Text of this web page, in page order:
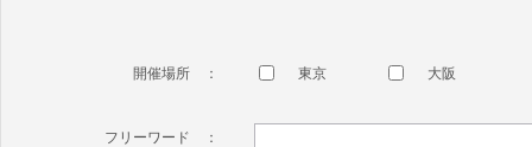
開催場所 ： 東京 大阪
フリーワード ：